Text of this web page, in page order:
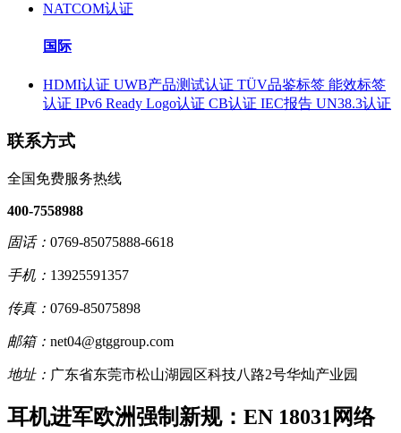
NATCOM认证
国际
HDMI认证 UWB产品测试认证 TÜV品鉴标签 能效标签
认证 IPv6 Ready Logo认证 CB认证 IEC报告 UN38.3认证
联系方式
全国免费服务热线
400-7558988
固话： 0769-85075888-6618
手机： 13925591357
传真： 0769-85075898
邮箱： net04@gtggroup.com
地址： 广东省东莞市松山湖园区科技八路2号华灿产业园
耳机进军欧洲强制新规：EN 18031网络